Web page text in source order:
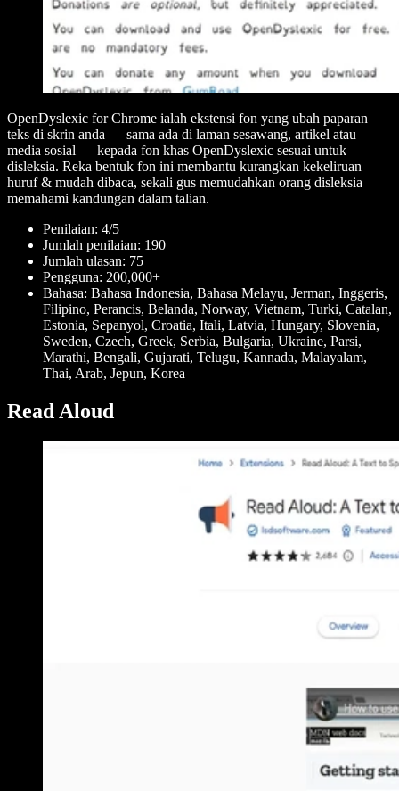
OpenDyslexic for Chrome ialah ekstensi fon yang ubah paparan
teks di skrin anda — sama ada di laman sesawang, artikel atau
media sosial — kepada fon khas OpenDyslexic sesuai untuk
disleksia. Reka bentuk fon ini membantu kurangkan kekeliruan
huruf & mudah dibaca, sekali gus memudahkan orang disleksia
memahami kandungan dalam talian.
Penilaian: 4/5
Jumlah penilaian: 190
Jumlah ulasan: 75
Pengguna: 200,000+
Bahasa: Bahasa Indonesia, Bahasa Melayu, Jerman, Inggeris,
Filipino, Perancis, Belanda, Norway, Vietnam, Turki, Catalan,
Estonia, Sepanyol, Croatia, Itali, Latvia, Hungary, Slovenia,
Sweden, Czech, Greek, Serbia, Bulgaria, Ukraine, Parsi,
Marathi, Bengali, Gujarati, Telugu, Kannada, Malayalam,
Thai, Arab, Jepun, Korea
Read Aloud